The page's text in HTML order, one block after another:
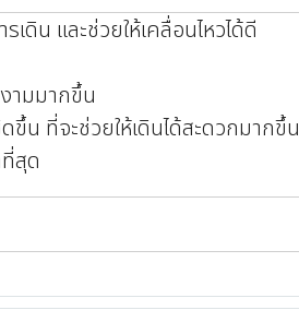
ดิน และช่วยให้เคลื่อนไหวได้ดี
ามมากขึ้น
น ที่จะช่วยให้เดินได้สะดวกมากขึ้น
สุด